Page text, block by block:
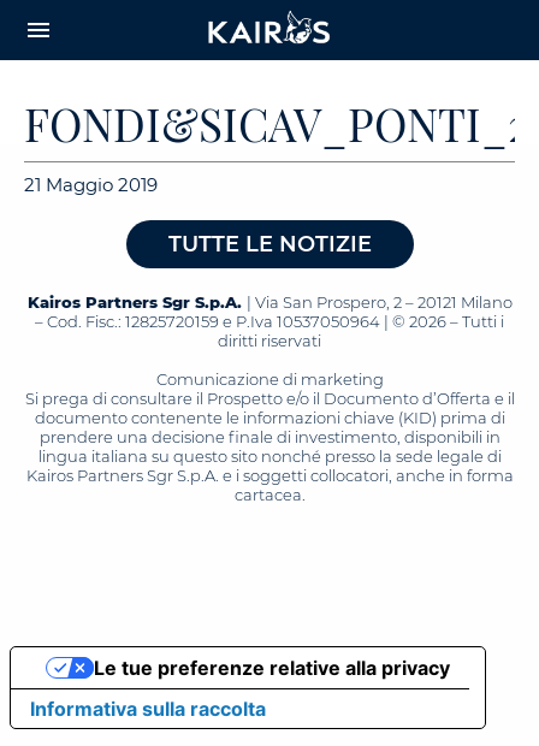
CONTENT
menu
21 Maggio 2019
TUTTE LE NOTIZIE
Kairos Partners Sgr S.p.A. | Via San Prospero, 2 – 20121 Milano
– Cod. Fisc.: 12825720159 e P.Iva 10537050964 | © 2026 – Tutti i
diritti riservati
Comunicazione di marketing
Si prega di consultare il Prospetto e/o il Documento d’Offerta e il
documento contenente le informazioni chiave (KID) prima di
prendere una decisione finale di investimento, disponibili in
lingua italiana su questo sito nonché presso la sede legale di
Kairos Partners Sgr S.p.A. e i soggetti collocatori, anche in forma
cartacea.
Informativa sulla raccolta
Le tue preferenze relative alla privacy